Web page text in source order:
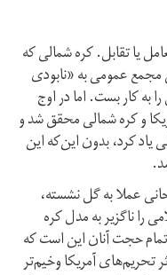
یا تقابل. کره شمالی که
عمومی به «نابودی
به کار بست. اما در اوج
و کره شمالی محقق شد و
یاد کرد، بدون این‌که این
عملا به گل نشسته،
را ناگزیر به مدل کره‌
حجت آنان این است که
تحریم‌های آمریکا وخیم‌تر